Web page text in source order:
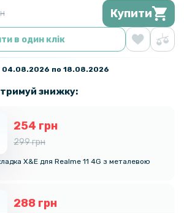
Купити
в один клік
04.08.2026 по 18.08.2026
знижку:
254 грн
299 грн
X&E для Realme 11 4G з металевою
288 грн